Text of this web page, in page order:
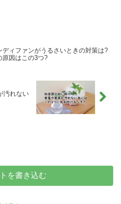
ど、種類ごとの販売傾向もチェック
るので、自分に合った体温計を探す
」を事前に把握しておきましょう。
ディファンがうるさいときの対策は?
原因はこの3つ?
汚れない
を書き込む